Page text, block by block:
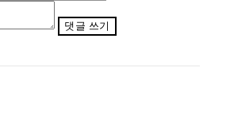
댓글 쓰기